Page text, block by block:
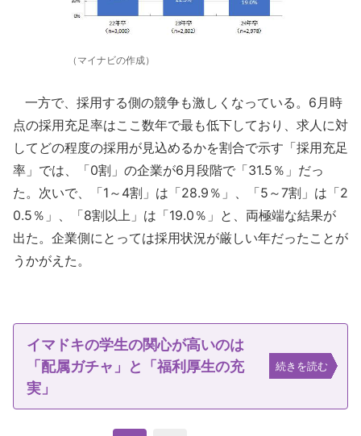
（マイナビの作成）
一方で、採用する側の競争も激しくなっている。6月時
点の採用充足率はここ数年で最も低下しており、求人に対
してどの程度の採用が見込めるかを割合で示す「採用充足
率」では、「0割」の企業が6月段階で「31.5％」だっ
た。次いで、「1～4割」は「28.9％」、「5～7割」は「2
0.5％」、「8割以上」は「19.0％」と、両極端な結果が
出た。企業側にとっては採用状況が厳しい年だったことが
うかがえた。
イマドキの学生の関心が高いのは
「配属ガチャ」と「福利厚生の充
実」
続きを読む